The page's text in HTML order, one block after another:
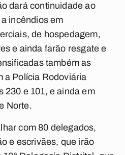
dará continuidade ao
incêndios em
de hospedagem,
e ainda farão resgate e
também as
a Polícia Rodoviária
230 e 101, e ainda em
Norte.
com 80 delegados,
e escrivães, que irão